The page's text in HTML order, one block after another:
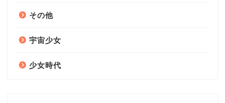
その他
宇宙少女
少女時代